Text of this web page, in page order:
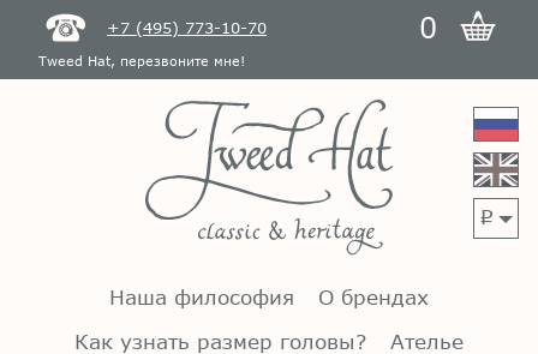
+7 (495) 773-10-70 0
Tweed Hat, перезвоните мне!
p
Наша философия
О брендах
Как узнать размер головы?
Ателье